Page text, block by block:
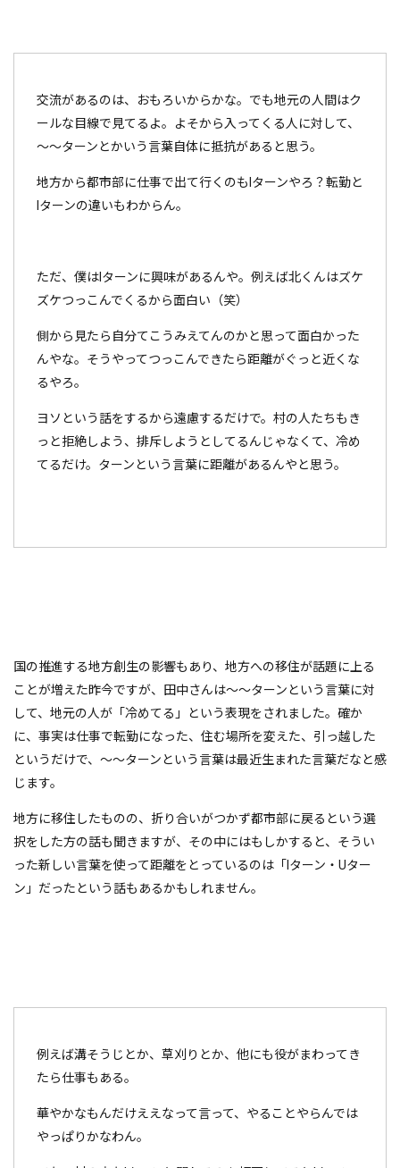
交流があるのは、おもろいからかな。でも地元の人間はク
ールな目線で見てるよ。よそから入ってくる人に対して、
～～ターンとかいう言葉自体に抵抗があると思う。
地方から都市部に仕事で出て行くのもIターンやろ？転勤と
Iターンの違いもわからん。
ただ、僕はIターンに興味があるんや。例えば北くんはズケ
ズケつっこんでくるから面白い（笑）
側から見たら自分てこうみえてんのかと思って面白かった
んやな。そうやってつっこんできたら距離がぐっと近くな
るやろ。
ヨソという話をするから遠慮するだけで。村の人たちもき
っと拒絶しよう、排斥しようとしてるんじゃなくて、冷め
てるだけ。ターンという言葉に距離があるんやと思う。
国の推進する地方創生の影響もあり、地方への移住が話題に上る
ことが増えた昨今ですが、田中さんは～～ターンという言葉に対
して、地元の人が「冷めてる」という表現をされました。確か
に、事実は仕事で転勤になった、住む場所を変えた、引っ越した
というだけで、～～ターンという言葉は最近生まれた言葉だなと感
じます。
地方に移住したものの、折り合いがつかず都市部に戻るという選
択をした方の話も聞きますが、その中にはもしかすると、そうい
った新しい言葉を使って距離をとっているのは「Iターン・Uター
ン」だったという話もあるかもしれません。
例えば溝そうじとか、草刈りとか、他にも役がまわってき
たら仕事もある。
華やかなもんだけええなって言って、やることやらんでは
やっぱりかなわん。